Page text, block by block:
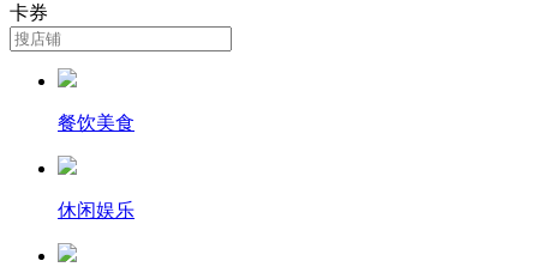
卡券
餐饮美食
休闲娱乐